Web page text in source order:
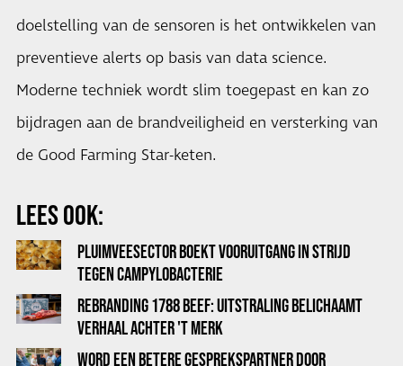
doelstelling van de sensoren is het ontwikkelen van
preventieve alerts op basis van data science.
Moderne techniek wordt slim toegepast en kan zo
bijdragen aan de brandveiligheid en versterking van
de Good Farming Star-keten.
LEES OOK:
PLUIMVEESECTOR BOEKT VOORUITGANG IN STRIJD
TEGEN CAMPYLOBACTERIE
REBRANDING 1788 BEEF: UITSTRALING BELICHAAMT
VERHAAL ACHTER 'T MERK
WORD EEN BETERE GESPREKSPARTNER DOOR